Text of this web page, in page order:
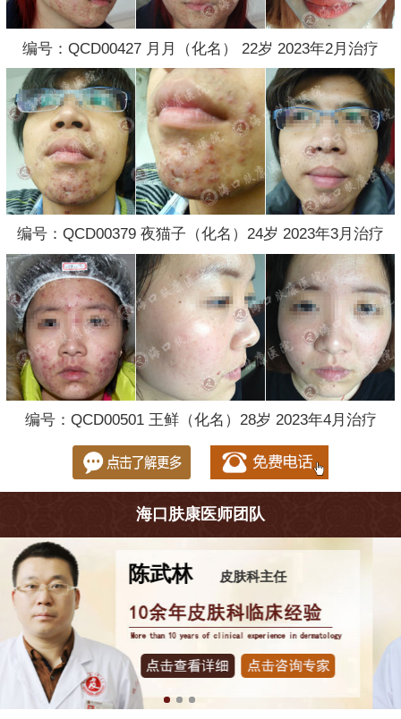
编号：QCD00427 月月（化名） 22岁 2023年2月治疗
编号：QCD00379 夜猫子（化名）24岁 2023年3月治疗
编号：QCD00501 王鲜（化名）28岁 2023年4月治疗
海口肤康医师团队
王珍 皮肤科主任